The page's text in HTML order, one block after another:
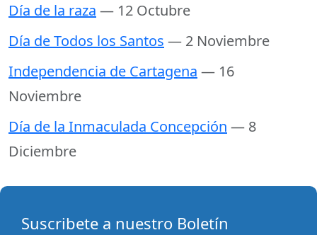
Día de la raza — 12 Octubre
Día de Todos los Santos — 2 Noviembre
Independencia de Cartagena — 16
Noviembre
Día de la Inmaculada Concepción — 8
Diciembre
Suscribete a nuestro Boletín